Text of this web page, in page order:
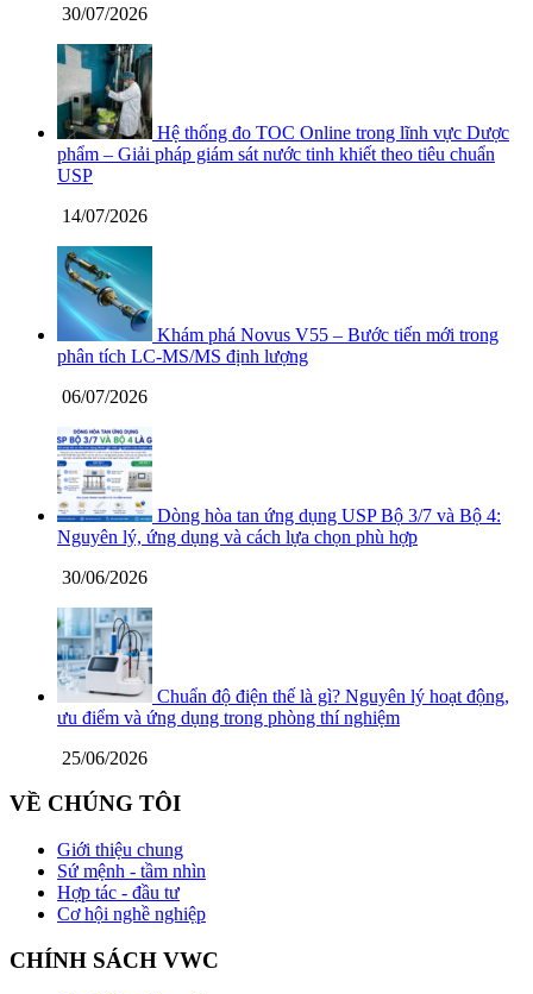
30/07/2026
Hệ thống đo TOC Online trong lĩnh vực Dược
phẩm – Giải pháp giám sát nước tinh khiết theo tiêu chuẩn
USP
14/07/2026
Khám phá Novus V55 – Bước tiến mới trong
phân tích LC-MS/MS định lượng
06/07/2026
Dòng hòa tan ứng dụng USP Bộ 3/7 và Bộ 4:
Nguyên lý, ứng dụng và cách lựa chọn phù hợp
30/06/2026
Chuẩn độ điện thế là gì? Nguyên lý hoạt động,
ưu điểm và ứng dụng trong phòng thí nghiệm
25/06/2026
VỀ CHÚNG TÔI
Giới thiệu chung
Sứ mệnh - tầm nhìn
Hợp tác - đầu tư
Cơ hội nghề nghiệp
CHÍNH SÁCH VWC